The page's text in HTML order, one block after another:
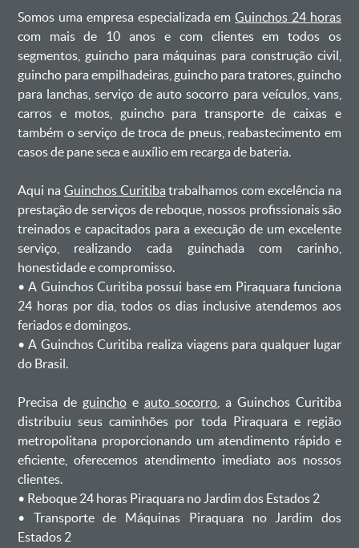
Somos uma empresa especializada emGuinchos 24 horas
com mais de 10 anos e com clientes em todos os
segmentos, guincho para máquinas para construção civil,
guincho para empilhadeiras, guincho para tratores, guincho
para lanchas, serviço de auto socorro para veículos, vans,
carros e motos, guincho para transporte de caixas e
também o serviço de troca de pneus, reabastecimento em
casos de pane seca e auxílio em recarga de bateria. ㅤㅤ
Aqui na Guinchos Curitiba trabalhamos com excelência na
prestação de serviços de reboque, nossos profissionais são
treinados e capacitados para a execução de um excelente
serviço, realizando cada guinchada com carinho,
honestidade e compromisso.
ㅤㅤ• A Guinchos Curitiba possui base em Piraquara funciona
24 horas por dia, todos os dias inclusive atendemos aos
feriados e domingos.
ㅤㅤ• A Guinchos Curitiba realiza viagens para qualquer lugar
do Brasil.
Precisa de guinchoe auto socorro , a Guinchos Curitiba
distribuiu seus caminhões por toda Piraquara e região
metropolitana proporcionando um atendimento rápido e
eficiente, oferecemos atendimento imediato aos nossos
clientes.
ㅤㅤ• Reboque 24 horas Piraquara no Jardim dos Estados 2
ㅤㅤ• Transporte de Máquinas Piraquara no Jardim dos
Estados 2